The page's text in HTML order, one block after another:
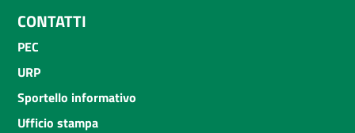
CONTATTI
PEC
URP
Sportello informativo
Ufficio stampa